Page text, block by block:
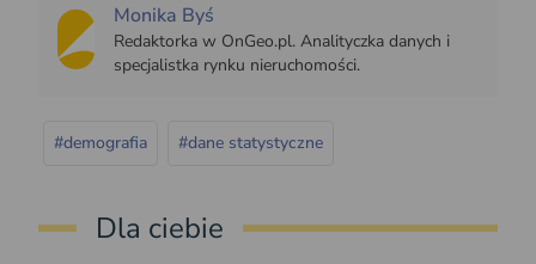
Monika Byś
Redaktorka w OnGeo.pl. Analityczka danych i
specjalistka rynku nieruchomości.
#demografia #dane statystyczne
Dla ciebie